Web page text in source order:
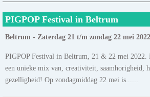
PIGPOP Festival in Beltrum
Beltrum - Zaterdag 21 t/m zondag 22 mei 2022
PIGPOP Festival in Beltrum, 21 & 22 mei 2022.
een unieke mix van, creativiteit, saamhorigheid,
gezelligheid! Op zondagmiddag 22 mei is......